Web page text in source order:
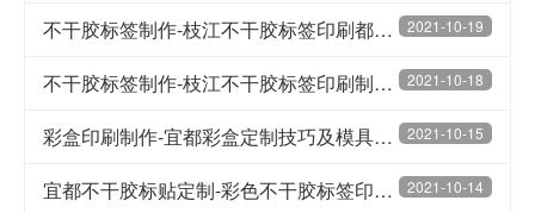
2021-10-19
不干胶标签制作-枝江不干胶标签印刷都有哪些烫金印刷的方法
2021-10-18
不干胶标签制作-枝江不干胶标签印刷制版过程的小窍门
2021-10-15
彩盒印刷制作-宜都彩盒定制技巧及模具的重要性
2021-10-14
宜都不干胶标贴定制-彩色不干胶标签印刷技术分享